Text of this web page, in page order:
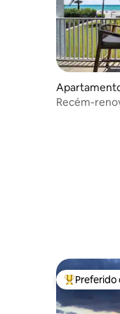
Recém-
Entre os
Preferido